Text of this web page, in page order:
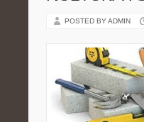
POSTED BY ADMIN